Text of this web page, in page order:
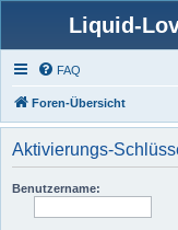
Liquid-
FAQ
Foren-Übersicht
Aktivierungs-
Benutzername: